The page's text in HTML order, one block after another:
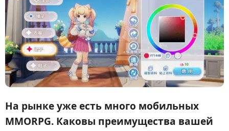
На рынке уже есть много мобильных
MMORPG. Каковы преимущества вашей